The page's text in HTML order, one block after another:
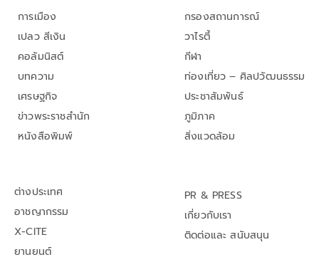
การเมือง
เปลว สีเงิน
คอลัมนิสต์
บทความ
เศรษฐกิจ
ข่าวพระราชสำนัก
หนังสือพิมพ์
กรองสถานการณ์
วาไรตี้
กีฬา
ท่องเที่ยว – ศิลปวัฒนธรรม
ประชาสัมพันธ์
ภูมิภาค
สิ่งแวดล้อม
ต่างประเทศ
อาชญากรรม
X-CITE
ยานยนต์
PR & PRESS
เกี่ยวกับเรา
ติดต่อและ สนับสนุน